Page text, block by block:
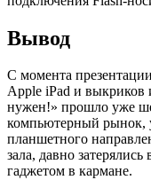
Вывод
С момента
Apple iPad и выкриков
нужен!» прошло уже
компьютерный рынок,
планшетного
зала, давно
гаджетом в кармане.